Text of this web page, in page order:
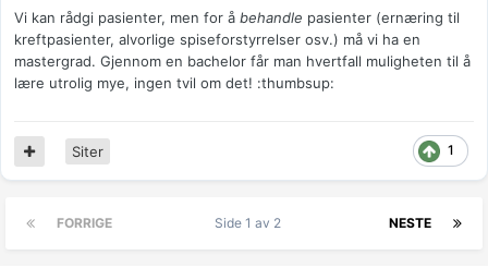
Vi kan rådgi pasienter, men for å behandle pasienter (ernæring til
kreftpasienter, alvorlige spiseforstyrrelser osv.) må vi ha en
mastergrad. Gjennom en bachelor får man hvertfall muligheten til å
lære utrolig mye, ingen tvil om det! :thumbsup:
1
Siter
FORRIGE NESTE
Side 1 av 2